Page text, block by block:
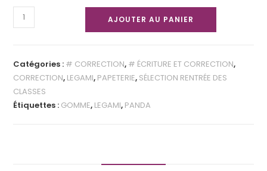
AJOUTER AU PANIER
Catégories : # CORRECTION, # ÉCRITURE ET CORRECTION,
CORRECTION, LEGAMI, PAPETERIE, SÉLECTION RENTRÉE DES
CLASSES
Étiquettes : GOMME, LEGAMI, PANDA